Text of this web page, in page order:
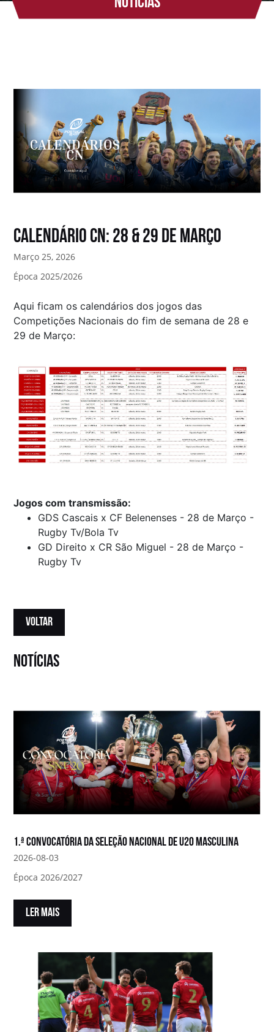
Calendário CN: 28 & 29 de Março
Março 25, 2026
Época 2025/2026
Aqui ficam os calendários dos jogos das
Competições Nacionais do fim de semana de 28 e
29 de Março:
Jogos com transmissão:
GDS Cascais x CF Belenenses - 28 de Março -
Rugby Tv/Bola Tv
GD Direito x CR São Miguel - 28 de Março -
Rugby Tv
VOLTAR
notícias
1.ª convocatória da Seleção Nacional de U20 Masculina
2026-08-03
Época 2026/2027
LER MAIS